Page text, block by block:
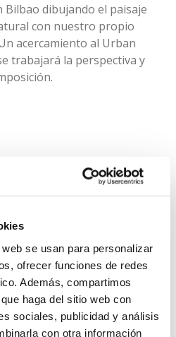
se usan para personalizar
ofrecer funciones de redes
Además, compartimos
haga del sitio web con
sociales, publicidad y análisis
con otra información
Bilbao dibujando el paisaje
con nuestro propio
acercamiento al Urban
trabajará la perspectiva y
a 13.30 horas
a viernes